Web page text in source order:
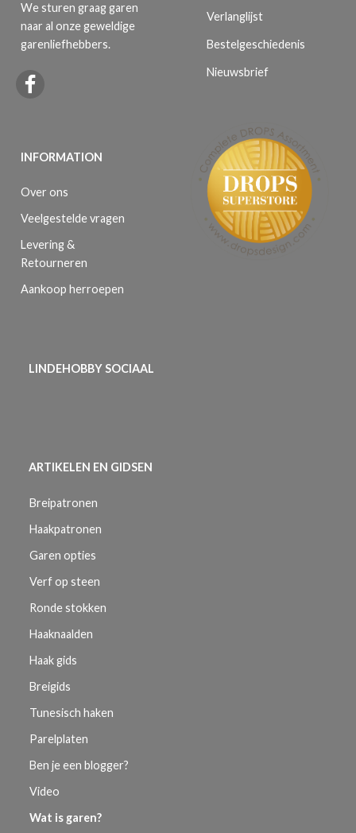
We sturen graag garen
naar al onze geweldige
garenliefhebbers.
INFORMATION
Over ons
Veelgestelde vragen
Levering &
Retourneren
Aankoop herroepen
Verlanglijst
Bestelgeschiedenis
Nieuwsbrief
LINDEHOBBY SOCIAAL
ARTIKELEN EN GIDSEN
Breipatronen
Haakpatronen
Garen opties
Verf op steen
Ronde stokken
Haaknaalden
Haak gids
Breigids
Tunesisch haken
Parelplaten
Ben je een blogger?
Video
Wat is garen?